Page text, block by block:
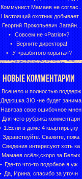
Коммунист Мамаев не соглас...
Настоящий охотник добывает...
Георгий Прокопьевич Загайн...
Совсем не «Patriot»?
Верните директора!
У «разбитого корыта»?
НОВЫЕ КОММЕНТАРИИ
Всецело и полностью поддерж
Дядюшка ЗЮ -не будет занима
Навязав свое ошибочное мнен
Для чего рубрика комментари
1.Если в доме 4 квартиры,ну
Здравствуйте. Скажите, пожа
Сведения интересуют хоть ка
Мамаев осёлк,скоро за Белых
Где-то что-то подобное я уж
Да, Ирина, спасибо за уточн